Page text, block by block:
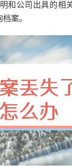
和公司出具的相
案。